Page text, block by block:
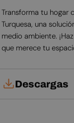
Transforma tu hogar
Turquesa, una
medio ambiente.
que merece tu
Descargas